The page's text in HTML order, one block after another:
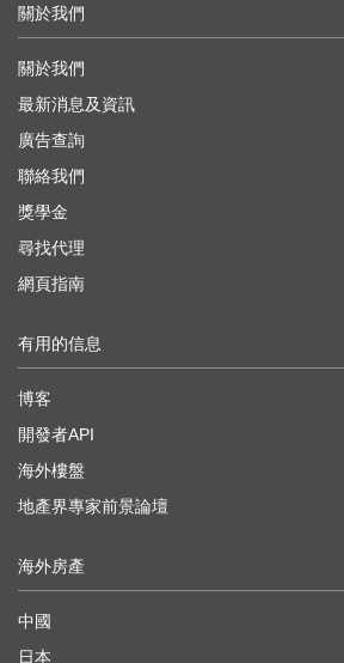
關於我們
關於我們
最新消息及資訊
廣告查詢
聯絡我們
獎學金
尋找代理
網頁指南
有用的信息
博客
開發者API
海外樓盤
地產界專家前景論壇
海外房產
中國
日本